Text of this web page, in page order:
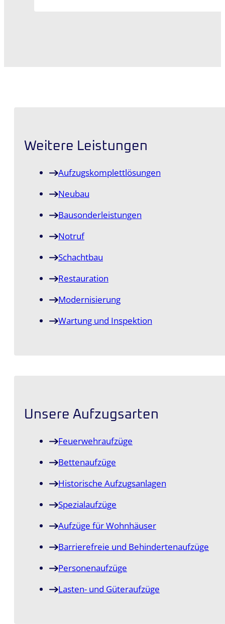
Weitere Leistungen
Aufzugskomplett­lösungen
Neubau
Bausonder­leistungen
Notruf
Schachtbau
Restauration
Modernisierung
Wartung und Inspektion
Unsere Aufzugsarten
Feuerwehraufzüge
Bettenaufzüge
Historische Aufzugsanlagen
Spezialaufzüge
Aufzüge für Wohnhäuser
Barrierefreie und Behindertenaufzüge
Personenaufzüge
Lasten- und Güteraufzüge